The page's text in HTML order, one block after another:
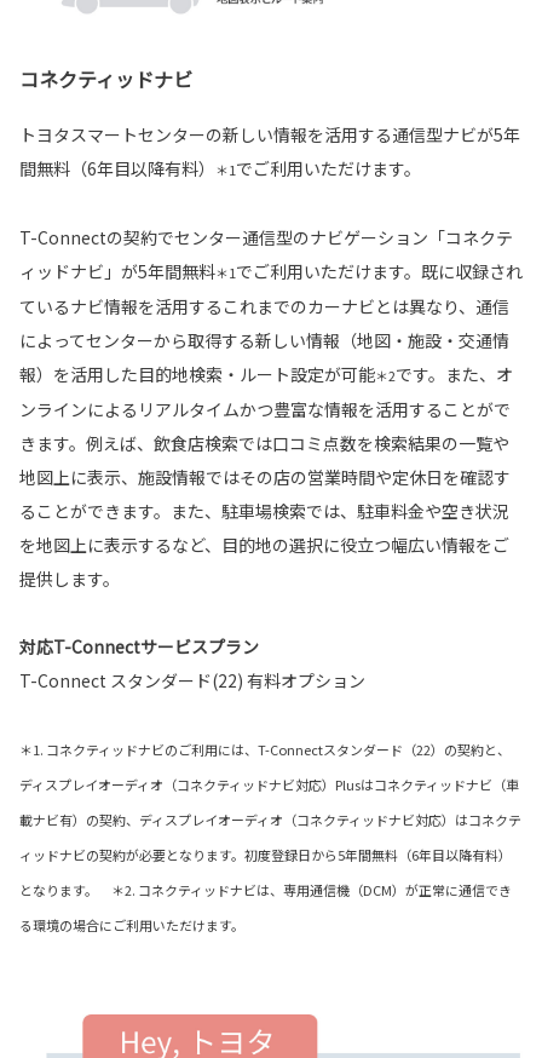
コネクティッドナビ
トヨタスマートセンターの新しい情報を活用する通信型ナビが5年
間無料（6年目以降有料）
＊1でご利用いただけます。
T-Connectの契約でセンター通信型のナビゲーション「コネクテ
ィッドナビ」が5年間無料＊1でご利用いただけます。既に収録され
ているナビ情報を活用するこれまでのカーナビとは異なり、通信
によってセンターから取得する新しい情報（地図・施設・交通情
報）を活用した目的地検索・ルート設定が可能＊2です。また、オ
ンラインによるリアルタイムかつ豊富な情報を活用することがで
きます。例えば、飲食店検索では口コミ点数を検索結果の一覧や
地図上に表示、施設情報ではその店の営業時間や定休日を確認す
ることができます。また、駐車場検索では、駐車料金や空き状況
を地図上に表示するなど、目的地の選択に役立つ幅広い情報をご
提供します。
対応T-Connectサービスプラン
T-Connect スタンダード(22) 有料オプション
＊1. コネクティッドナビのご利用には、T-Connectスタンダード（22）の契約と、
ディスプレイオーディオ（コネクティッドナビ対応）Plusはコネクティッドナビ（車
載ナビ有）の契約、ディスプレイオーディオ（コネクティッドナビ対応）はコネクテ
ィッドナビの契約が必要となります。初度登録日から5年間無料（6年目以降有料）
となります。 ＊2. コネクティッドナビは、専用通信機（DCM）が正常に通信でき
る環境の場合にご利用いただけます。